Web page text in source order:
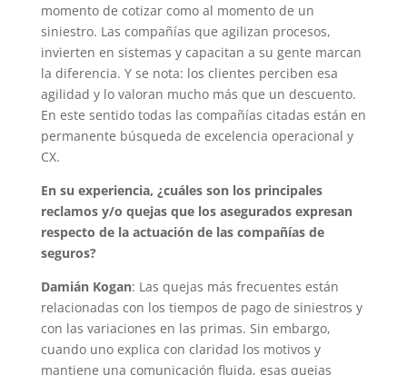
momento de cotizar como al momento de un
siniestro. Las compañías que agilizan procesos,
invierten en sistemas y capacitan a su gente marcan
la diferencia. Y se nota: los clientes perciben esa
agilidad y lo valoran mucho más que un descuento.
En este sentido todas las compañías citadas están en
permanente búsqueda de excelencia operacional y
CX.
En su experiencia, ¿cuáles son los principales
reclamos y/o quejas que los asegurados expresan
respecto de la actuación de las compañías de
seguros?
Damián Kogan: Las quejas más frecuentes están
relacionadas con los tiempos de pago de siniestros y
con las variaciones en las primas. Sin embargo,
cuando uno explica con claridad los motivos y
mantiene una comunicación fluida, esas quejas